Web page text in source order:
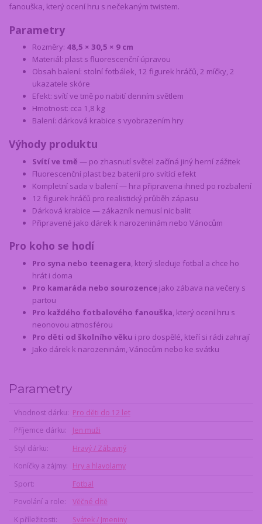
fanouška, který ocení hru s nečekaným twistem.
Parametry
Rozměry: 48,5 × 30,5 × 9 cm
Materiál: plast s fluorescenční úpravou
Obsah balení: stolní fotbálek, 12 figurek hráčů, 2 míčky, 2
ukazatele skóre
Efekt: svítí ve tmě po nabití denním světlem
Hmotnost: cca 1,8 kg
Balení: dárková krabice s vyobrazením hry
Výhody produktu
Svítí ve tmě — po zhasnutí světel začíná jiný herní zážitek
Fluorescenční plast bez baterií pro svítící efekt
Kompletní sada v balení — hra připravena ihned po rozbalení
12 figurek hráčů pro realistický průběh zápasu
Dárková krabice — zákazník nemusí nic balit
Připravené jako dárek k narozeninám nebo Vánocům
Pro koho se hodí
Pro syna nebo teenagera, který sleduje fotbal a chce ho
hrát i doma
Pro kamaráda nebo sourozence jako zábava na večery s
partou
Pro každého fotbalového fanouška, který ocení hru s
neonovou atmosférou
Pro děti od školního věku i pro dospělé, kteří si rádi zahrají
Jako dárek k narozeninám, Vánocům nebo ke svátku
Parametry
Vhodnost dárku
Pro děti do 12 let
Příjemce dárku
Jen muži
Styl dárku
Hravý / Zábavný
Koníčky a zájmy
Hry a hlavolamy
Sport
Fotbal
Povolání a role
Věčné dítě
K příležitosti
Svátek / Jmeniny